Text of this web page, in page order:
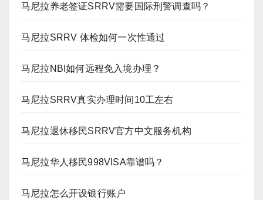
马尼拉养老签证SRRV需要国际刑警调查吗？
马尼拉SRRV 体检如何一次性通过
马尼拉NBI如何远程免入境办理？
马尼拉SRRV真实办理时间10工左右
马尼拉退休移民SRRV官方中文服务机构
马尼拉华人移民998VISA靠谱吗？
马尼拉怎么开设银行账户